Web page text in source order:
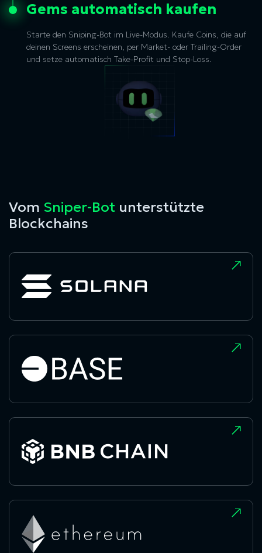
Gems automatisch kaufen
Starte den Sniping-Bot im Live-Modus. Kaufe Coins, die auf
deinen Screens erscheinen, per Market- oder Trailing-Order
und setze automatisch Take-Profit und Stop-Loss.
Vom Sniper-Bot unterstützte
Blockchains